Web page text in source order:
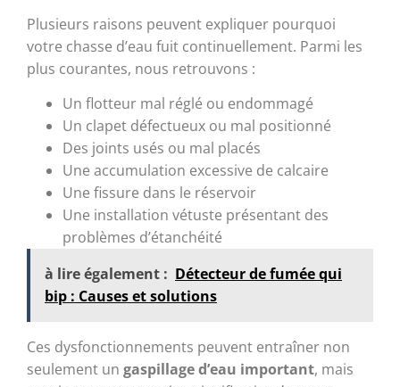
Plusieurs raisons peuvent expliquer pourquoi
votre chasse d’eau fuit continuellement. Parmi les
plus courantes, nous retrouvons :
Un flotteur mal réglé ou endommagé
Un clapet défectueux ou mal positionné
Des joints usés ou mal placés
Une accumulation excessive de calcaire
Une fissure dans le réservoir
Une installation vétuste présentant des
problèmes d’étanchéité
à lire également : Détecteur de fumée qui
bip : Causes et solutions
Ces dysfonctionnements peuvent entraîner non
seulement un gaspillage d’eau important, mais